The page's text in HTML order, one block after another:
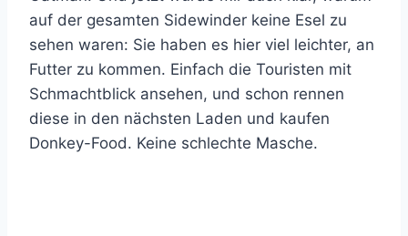
auf der gesamten Sidewinder keine Esel zu
sehen waren: Sie haben es hier viel leichter, an
Futter zu kommen. Einfach die Touristen mit
Schmachtblick ansehen, und schon rennen
diese in den nächsten Laden und kaufen
Donkey-Food. Keine schlechte Masche.